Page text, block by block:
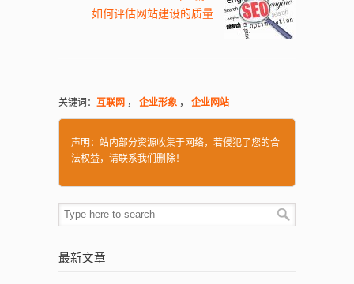
如何评估网站建设的质量
关键词： 互联网 ， 企业形象 ， 企业网站
声明：站内部分资源收集于网络，若侵犯了您的合
法权益，请联系我们删除！
最新文章